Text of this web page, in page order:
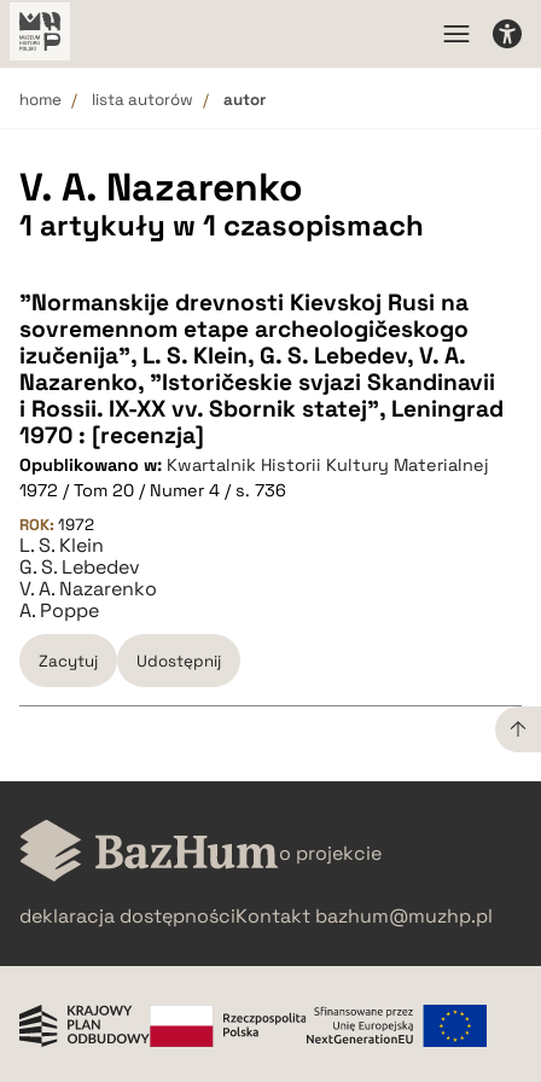
home lista autorów autor
V. A. Nazarenko
1 artykuły w 1 czasopismach
"Normanskije drevnosti Kievskoj Rusi na
sovremennom etape archeologičeskogo
izučenija", L. S. Klein, G. S. Lebedev, V. A.
Nazarenko, "Istoričeskie svjazi Skandinavii
i Rossii. IX-XX vv. Sbornik statej", Leningrad
1970 : [recenzja]
Opublikowano w: Kwartalnik Historii Kultury Materialnej
1972 / Tom 20 / Numer 4 / s. 736
ROK: 1972
L. S. Klein
G. S. Lebedev
V. A. Nazarenko
A. Poppe
Zacytuj Udostępnij
CZYSTY TEKST
pobierz cytat
BIBTEX
o projekcie
deklaracja dostępnościKontakt bazhum@muzhp.pl